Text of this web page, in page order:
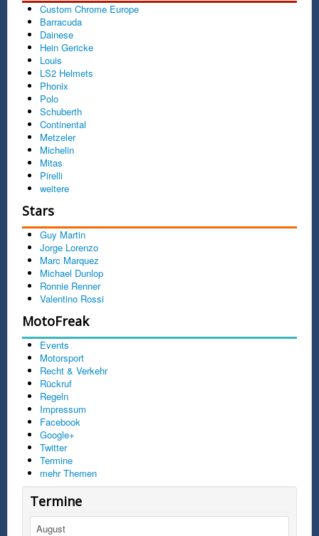
Custom Chrome Europe
Barracuda
Dainese
Hein Gericke
Louis
LS2 Helmets
Phonix
Polo
Schuberth
Continental
Metzeler
Michelin
Mitas
Pirelli
weitere
Stars
Guy Martin
Jorge Lorenzo
Marc Marquez
Michael Dunlop
Ronnie Renner
Valentino Rossi
MotoFreak
Events
Motorsport
Recht & Verkehr
Rückruf
Regeln
Impressum
Facebook
Google+
Twitter
Termine
mehr Themen
Termine
August